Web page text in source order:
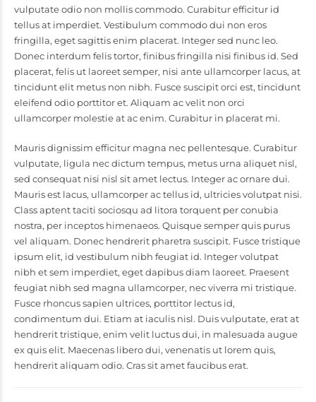
vulputate odio non mollis commodo. Curabitur efficitur id
tellus at imperdiet. Vestibulum commodo dui non eros
fringilla, eget sagittis enim placerat. Integer sed nunc leo.
Donec interdum felis tortor, finibus fringilla nisi finibus id. Sed
placerat, felis ut laoreet semper, nisi ante ullamcorper lacus, at
tincidunt elit metus non nibh. Fusce suscipit orci est, tincidunt
eleifend odio porttitor et. Aliquam ac velit non orci
ullamcorper molestie at ac enim. Curabitur in placerat mi.
Mauris dignissim efficitur magna nec pellentesque. Curabitur
vulputate, ligula nec dictum tempus, metus urna aliquet nisl,
sed consequat nisi nisl sit amet lectus. Integer ac ornare dui.
Mauris est lacus, ullamcorper ac tellus id, ultricies volutpat nisi.
Class aptent taciti sociosqu ad litora torquent per conubia
nostra, per inceptos himenaeos. Quisque semper quis purus
vel aliquam. Donec hendrerit pharetra suscipit. Fusce tristique
ipsum elit, id vestibulum nibh feugiat id. Integer volutpat
nibh et sem imperdiet, eget dapibus diam laoreet. Praesent
feugiat nibh sed magna ullamcorper, nec viverra mi tristique.
Fusce rhoncus sapien ultrices, porttitor lectus id,
condimentum dui. Etiam at iaculis nisl. Duis vulputate, erat at
hendrerit tristique, enim velit luctus dui, in malesuada augue
ex quis elit. Maecenas libero dui, venenatis ut lorem quis,
hendrerit aliquam odio. Cras sit amet faucibus erat.